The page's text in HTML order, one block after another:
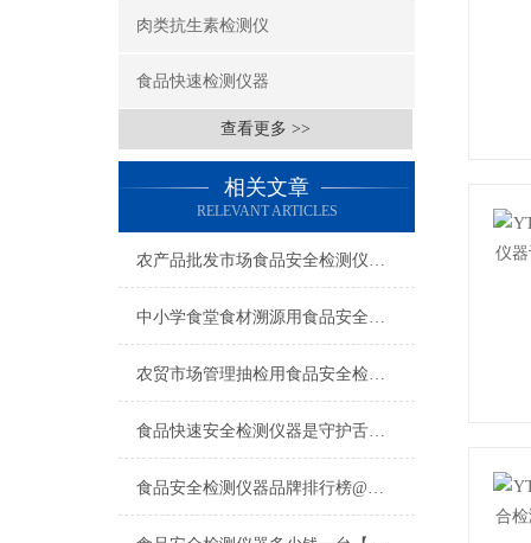
肉类抗生素检测仪
食品快速检测仪器
查看更多 >>
相关文章
RELEVANT ARTICLES
农产品批发市场食品安全检测仪器怎么选？高性价比厂家与客户实测反馈
中小学食堂食材溯源用食品安全检测仪器设备采购清单方案
农贸市场管理抽检用食品安全检测仪器设备配备方案清单推荐
食品快速安全检测仪器是守护舌尖安全的数字哨兵
食品安全检测仪器品牌排行榜@云唐科技食品安全检测仪器精选品牌推荐